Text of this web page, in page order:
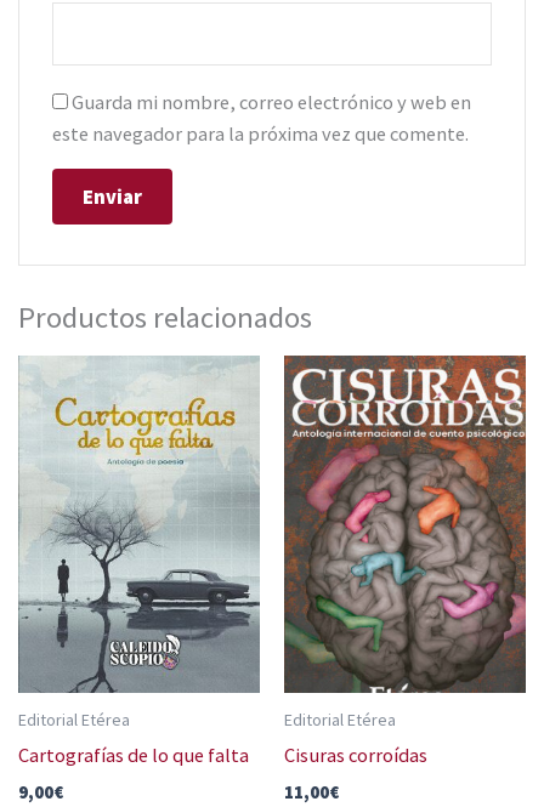
Guarda mi nombre, correo electrónico y web en
este navegador para la próxima vez que comente.
Productos relacionados
Editorial Etérea
Cartografías de lo que falta
9,00€
Editorial Etérea
Cisuras corroídas
11,00€